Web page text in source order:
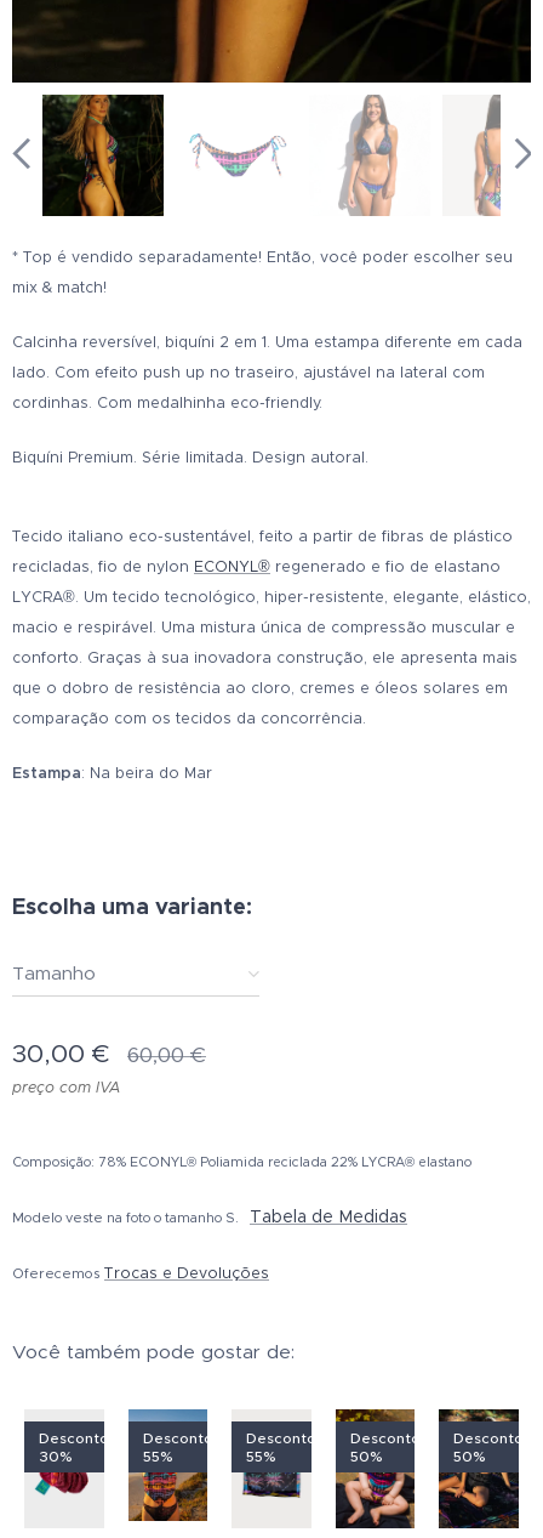
* Top é vendido separadamente! Então, você poder escolher seu
mix & match!
Calcinha reversível, biquíni 2 em 1. Uma estampa diferente em cada
lado. Com efeito push up no traseiro, ajustável na lateral com
cordinhas. Com medalhinha eco-friendly.
Biquíni Premium. Série limitada. Design autoral.
Tecido italiano eco-sustentável, feito a partir de fibras de plástico
recicladas, fio de nylon ECONYL® regenerado e fio de elastano
LYCRA®. Um tecido tecnológico, hiper-resistente, elegante, elástico,
macio e respirável. Uma mistura única de compressão muscular e
conforto. Graças à sua inovadora construção, ele apresenta mais
que o dobro de resistência ao cloro, cremes e óleos solares em
comparação com os tecidos da concorrência.
Estampa: Na beira do Mar
Escolha uma variante:
Tamanho
30,00 € 60,00€
preço com IVA
Composição: 78% ECONYL® Poliamida reciclada 22% LYCRA® elastano
Modelo veste na foto o tamanho S. Tabela de Medidas
Oferecemos Trocas e Devoluções
Você também pode gostar de:
Desconto
30%
Desconto
55%
Desconto
55%
Desconto
50%
Desconto
50%